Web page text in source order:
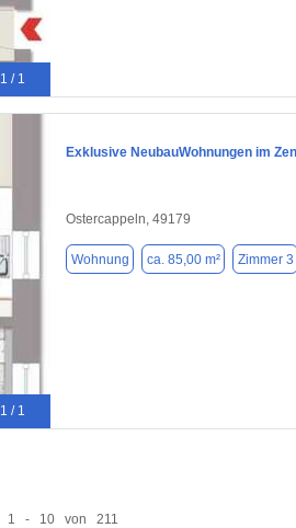
1 / 1
1 / 1
Exklusive NeubauWohnungen im
Ostercappeln, 49179
Wohnung ca. 85,00 m² Zimmer 3
1 - 10 von 211